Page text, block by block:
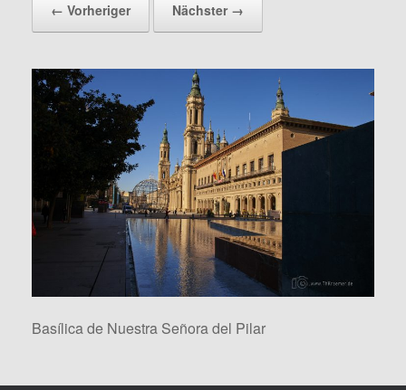
← Vorheriger
Nächster →
Basílica de Nuestra Señora del Pilar